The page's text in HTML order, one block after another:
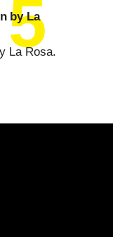
by La
La Rosa.